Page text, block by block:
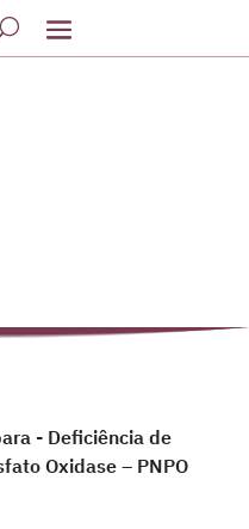
- Deficiência de
Oxidase – PNPO